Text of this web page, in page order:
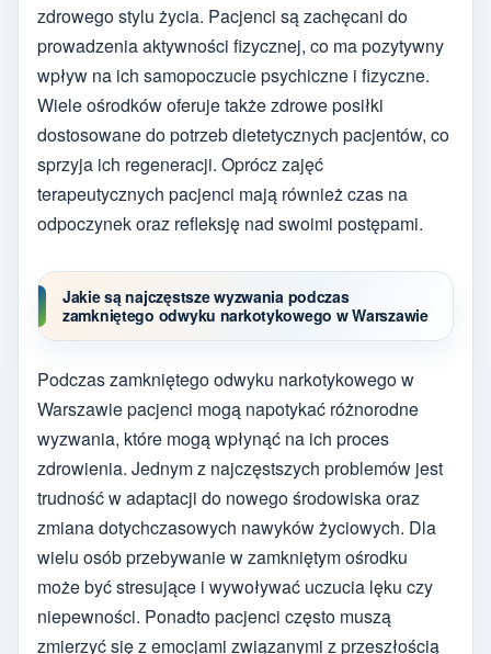
zdrowego stylu życia. Pacjenci są zachęcani do
prowadzenia aktywności fizycznej, co ma pozytywny
wpływ na ich samopoczucie psychiczne i fizyczne.
Wiele ośrodków oferuje także zdrowe posiłki
dostosowane do potrzeb dietetycznych pacjentów, co
sprzyja ich regeneracji. Oprócz zajęć
terapeutycznych pacjenci mają również czas na
odpoczynek oraz refleksję nad swoimi postępami.
Jakie są najczęstsze wyzwania podczas
zamkniętego odwyku narkotykowego w Warszawie
Podczas zamkniętego odwyku narkotykowego w
Warszawie pacjenci mogą napotykać różnorodne
wyzwania, które mogą wpłynąć na ich proces
zdrowienia. Jednym z najczęstszych problemów jest
trudność w adaptacji do nowego środowiska oraz
zmiana dotychczasowych nawyków życiowych. Dla
wielu osób przebywanie w zamkniętym ośrodku
może być stresujące i wywoływać uczucia lęku czy
niepewności. Ponadto pacjenci często muszą
zmierzyć się z emocjami związanymi z przeszłością